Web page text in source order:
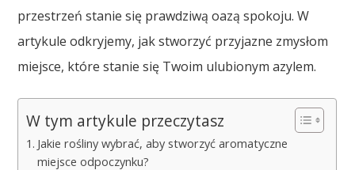
przestrzeń stanie się prawdziwą oazą spokoju. W
artykule odkryjemy, jak stworzyć przyjazne zmysłom
miejsce, które stanie się Twoim ulubionym azylem.
W tym artykule przeczytasz
Jakie rośliny wybrać, aby stworzyć aromatyczne
miejsce odpoczynku?